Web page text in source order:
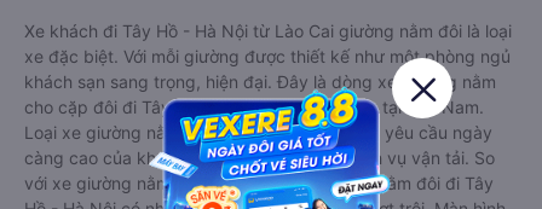
Xe khách đi Tây Hồ - Hà Nội từ Lào Cai giường nằm đôi là loại
xe đặc biệt. Với mỗi giường được thiết kế như một phòng ngủ
khách sạn sang trọng, hiện đại. Đây là dòng xe giường nằm
cho cặp đôi đi Tây Hồ - Hà Nội mới xuất hiện tại Việt Nam.
Loại xe giường nằm đôi ra đời nhằm đáp ứng yêu cầu ngày
càng cao của khách hàng về chất lượng dịch vụ vận tải. So
với xe giường nằm thông thường, xe giường nằm đôi đi Tây